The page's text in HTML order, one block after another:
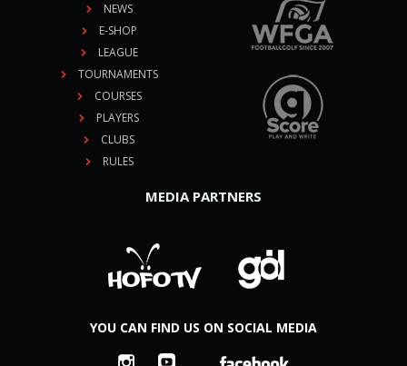
NEWS
E-SHOP
LEAGUE
TOURNAMENTS
COURSES
PLAYERS
CLUBS
RULES
MEDIA PARTNERS
YOU CAN FIND US ON SOCIAL MEDIA